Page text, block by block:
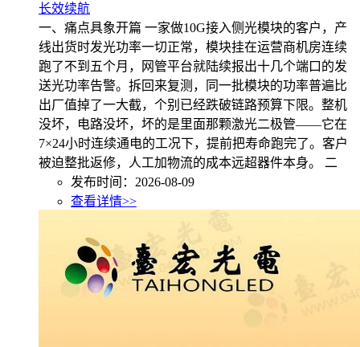
长效续航
一、痛点具象开篇 一家做10G接入侧光模块的客户，产
线出货时发光功率一切正常，模块挂在运营商机房连续
跑了不到五个月，网管平台就陆续报出十几个端口的发
送光功率告警。拆回来复测，同一批模块的功率普遍比
出厂值掉了一大截，个别已经跌破链路预算下限。整机
没坏，电路没坏，坏的是里面那颗激光二极管——它在
7×24小时连续通电的工况下，提前把寿命跑完了。客户
被迫整批返修，人工加物流的成本远超器件本身。 二
发布时间：2026-08-09
查看详情>>